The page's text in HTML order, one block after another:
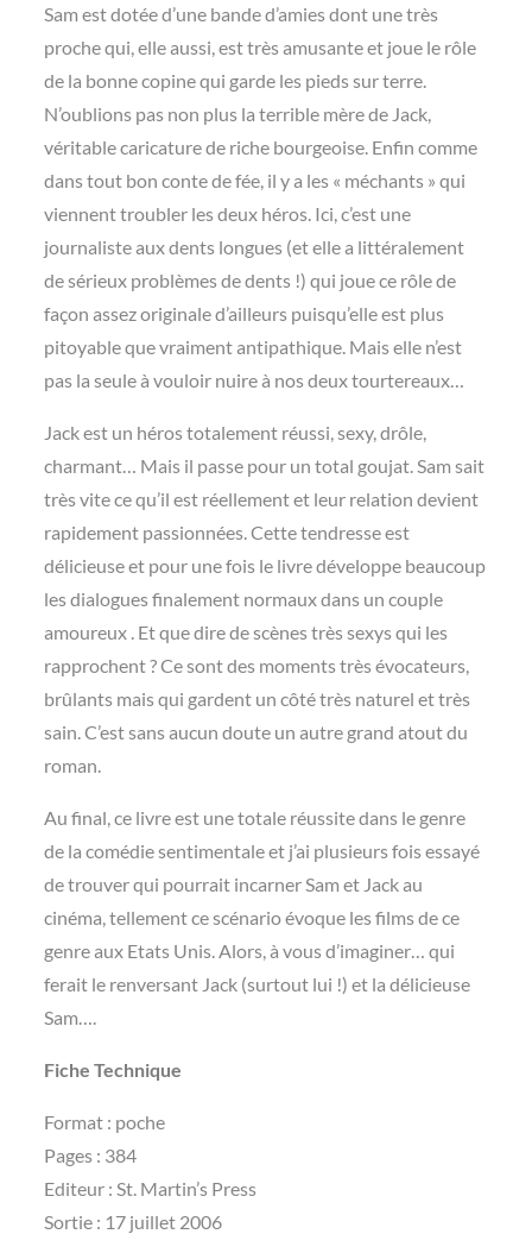
Sam est dotée d’une bande d’amies dont une très
proche qui, elle aussi, est très amusante et joue le rôle
de la bonne copine qui garde les pieds sur terre.
N’oublions pas non plus la terrible mère de Jack,
véritable caricature de riche bourgeoise. Enfin comme
dans tout bon conte de fée, il y a les « méchants » qui
viennent troubler les deux héros. Ici, c’est une
journaliste aux dents longues (et elle a littéralement
de sérieux problèmes de dents !) qui joue ce rôle de
façon assez originale d’ailleurs puisqu’elle est plus
pitoyable que vraiment antipathique. Mais elle n’est
pas la seule à vouloir nuire à nos deux tourtereaux…
Jack est un héros totalement réussi, sexy, drôle,
charmant… Mais il passe pour un total goujat. Sam sait
très vite ce qu’il est réellement et leur relation devient
rapidement passionnées. Cette tendresse est
délicieuse et pour une fois le livre développe beaucoup
les dialogues finalement normaux dans un couple
amoureux . Et que dire de scènes très sexys qui les
rapprochent ? Ce sont des moments très évocateurs,
brûlants mais qui gardent un côté très naturel et très
sain. C’est sans aucun doute un autre grand atout du
roman.
Au final, ce livre est une totale réussite dans le genre
de la comédie sentimentale et j’ai plusieurs fois essayé
de trouver qui pourrait incarner Sam et Jack au
cinéma, tellement ce scénario évoque les films de ce
genre aux Etats Unis. Alors, à vous d’imaginer… qui
ferait le renversant Jack (surtout lui !) et la délicieuse
Sam….
Fiche Technique
Format : poche
Pages : 384
Editeur : St. Martin’s Press
Sortie : 17 juillet 2006